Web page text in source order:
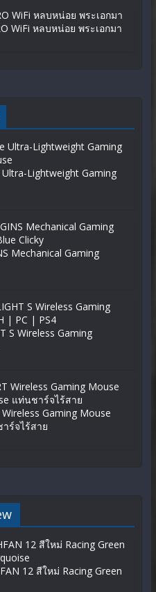
WiFi หลบหน่อย พระเอกมา
Lightweight Gaming
Mechanical Gaming
S Wireless Gaming
Gaming Mouse
ร์จไร้สาย
12 สีใหม่ Racing Green